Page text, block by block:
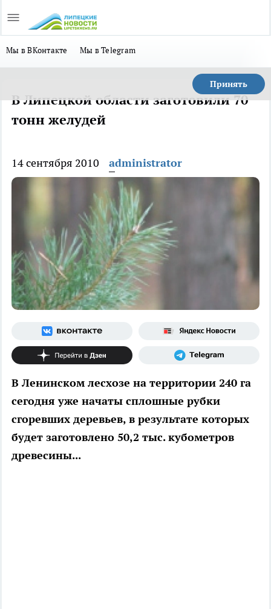
Мы в ВКонтакте Мы в Telegram
Принять
В Липецкой области заготовили 70
тонн желудей
14 сентября 2010 administrator
В Ленинском лесхозе на территории 240 га
сегодня уже начаты сплошные рубки
сгоревших деревьев, в результате которых
будет заготовлено 50,2 тыс. кубометров
древесины...